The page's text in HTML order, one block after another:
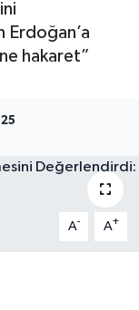
Erdoğan’a
hakaret”
A- A+